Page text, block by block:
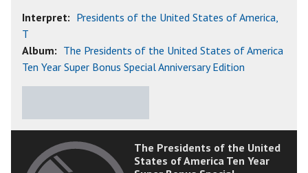
Interpret: Presidents of the United States of America,
T
Album: The Presidents of the United States of America
Ten Year Super Bonus Special Anniversary Edition
The Presidents of the United
States of America Ten Year